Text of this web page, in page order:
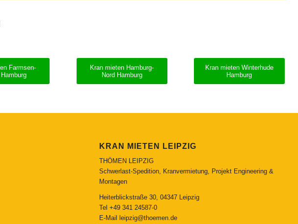
Farmsen-
Kran mieten Hamburg-
Nord Hamburg
Kran mieten Winterhude
Hamburg
KRAN MIETEN LEIPZIG
THÖMEN LEIPZIG
Schwerlast-Spedition, Kranvermietung, Projekt Engineering &
Montagen
Heiterblickstraße 30, 04347 Leipzig
Tel +49 341 24587-0
E-Mail
leipzig@thoemen.de